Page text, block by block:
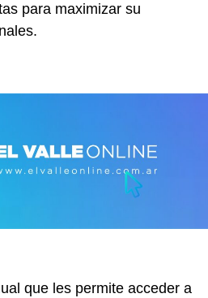
para maximizar su
que les permite acceder a